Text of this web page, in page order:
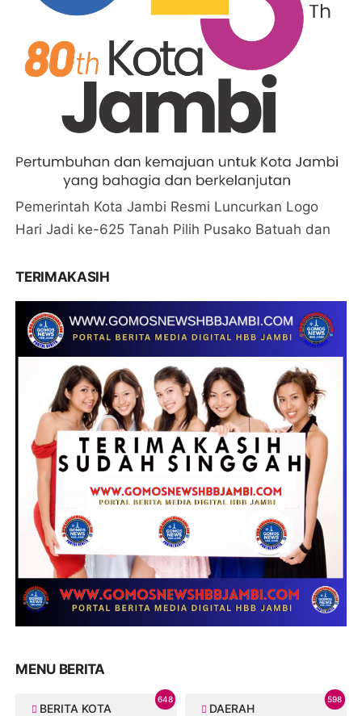
Pemerintah Kota Jambi Resmi Luncurkan Logo
Hari Jadi ke-625 Tanah Pilih Pusako Batuah dan
TERIMAKASIH
MENU BERITA
BERITA KOTA
648
DAERAH
598